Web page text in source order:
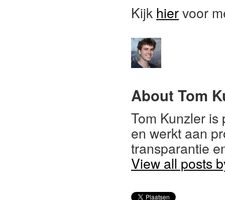
Kijk hiervoor
About Tom
Tom Kunzler
en werkt aan
transparantie
View all posts